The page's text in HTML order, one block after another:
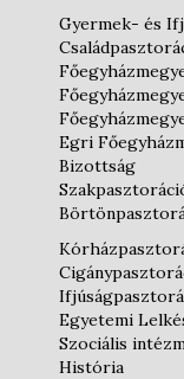
Gyermek- és
Egri
Bizottság
Egyetemi
Szociális
História